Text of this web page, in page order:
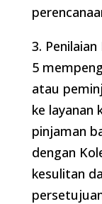
3.
5
atau
ke layanan
pinjaman
dengan
kesulitan